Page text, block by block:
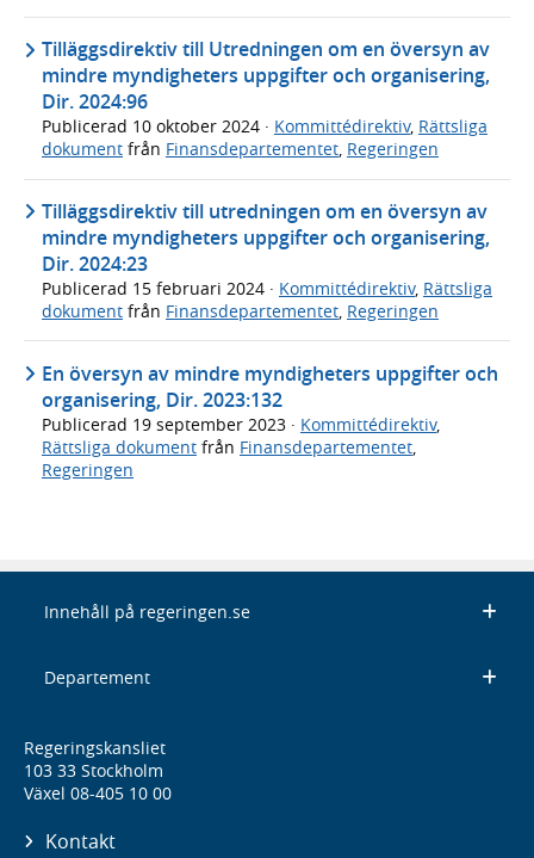
Tilläggsdirektiv till Utredningen om en översyn av
mindre myndigheters uppgifter och organisering,
Dir. 2024:96
Publicerad 10 oktober 2024 · Kommittédirektiv, Rättsliga
dokument från Finansdepartementet, Regeringen
Tilläggsdirektiv till utredningen om en översyn av
mindre myndigheters uppgifter och organisering,
Dir. 2024:23
Publicerad 15 februari 2024 · Kommittédirektiv, Rättsliga
dokument från Finansdepartementet, Regeringen
En översyn av mindre myndigheters uppgifter och
organisering, Dir. 2023:132
Publicerad 19 september 2023 · Kommittédirektiv,
Rättsliga dokument från Finansdepartementet
Regeringen
Innehåll på regeringen.se
Departement
Regeringskansliet
103 33 Stockholm
Växel 08-405 10 00
Kontakt